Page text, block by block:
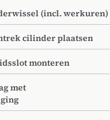
(incl. werkuren)
cilinder plaatsen
monteren
met